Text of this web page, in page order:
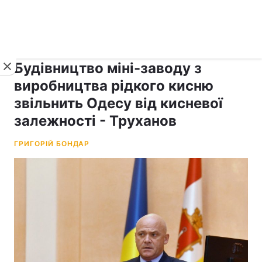
Будівництво міні-заводу з
виробництва рідкого кисню
звільнить Одесу від кисневої
залежності - Труханов
ГРИГОРІЙ БОНДАР